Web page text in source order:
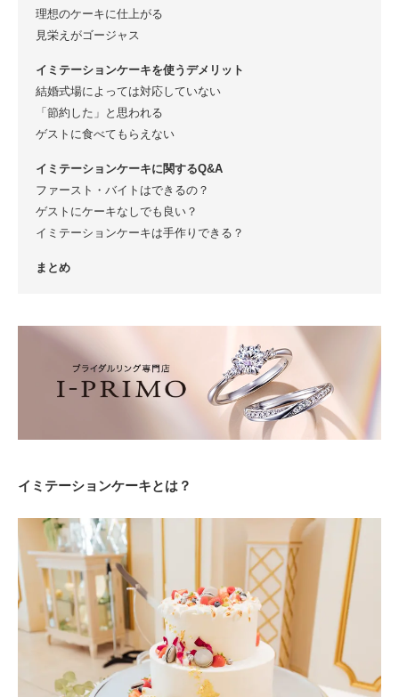
理想のケーキに仕上がる
見栄えがゴージャス
イミテーションケーキを使うデメリット
結婚式場によっては対応していない
「節約した」と思われる
ゲストに食べてもらえない
イミテーションケーキに関するQ&A
ファースト・バイトはできるの？
ゲストにケーキなしでも良い？
イミテーションケーキは手作りできる？
まとめ
イミテーションケーキとは？